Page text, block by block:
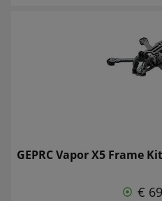
GEPRC Vapor X5 Frame
€